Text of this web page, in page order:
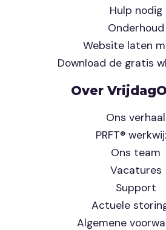
Hulp nodig
Onderhoud
Website laten
Download de gratis
Over
Ons verhaal
PRFT®
Ons team
Vacatures
Support
Actuele
Algemene